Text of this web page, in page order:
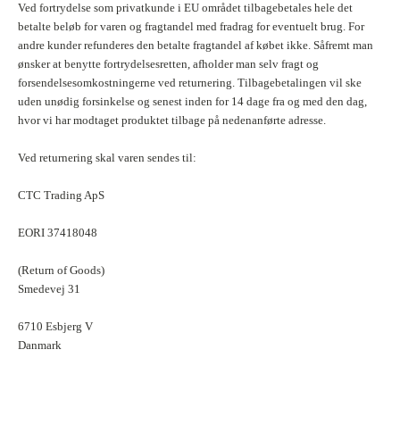
Ved fortrydelse som privatkunde i EU området tilbagebetales hele det
betalte beløb for varen og fragtandel med fradrag for eventuelt brug. For
andre kunder refunderes den betalte fragtandel af købet ikke. Såfremt man
ønsker at benytte fortrydelsesretten, afholder man selv fragt og
forsendelsesomkostningerne ved returnering. Tilbagebetalingen vil ske
uden unødig forsinkelse og senest inden for 14 dage fra og med den dag,
hvor vi har modtaget produktet tilbage på nedenanførte adresse.
Ved returnering skal varen sendes til:
CTC Trading ApS
EORI 37418048
(Return of Goods)
Smedevej 31
6710 Esbjerg V
Danmark